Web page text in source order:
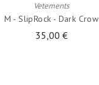
Vetements
M - SlipRock - Dark Crow
35,00 €